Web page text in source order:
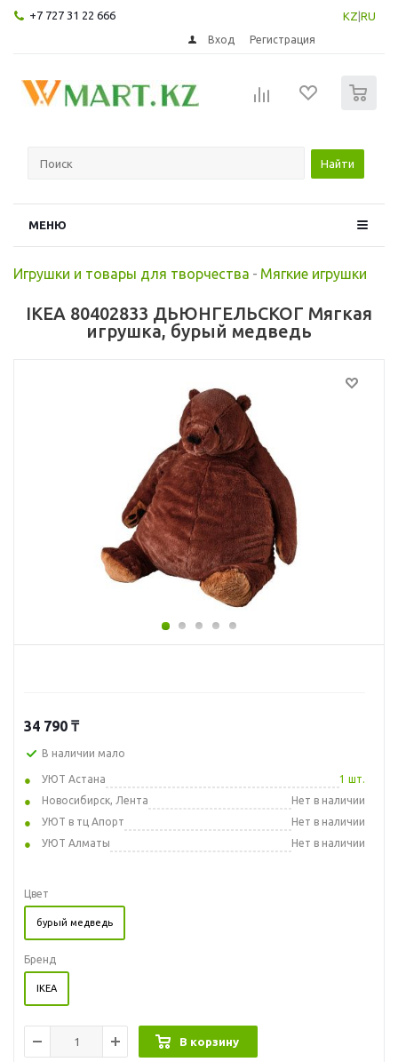
+7 727 31 22 666 KZ RU
Вход Регистрация
Найти
МЕНЮ
Игрушки и товары для творчества - Мягкие игрушки
IKEA 80402833 ДЬЮНГЕЛЬСКОГ Мягкая
игрушка, бурый медведь
34 790 ₸
В наличии мало
УЮТ Астана
1 шт.
Новосибирск, Лента
Нет в наличии
УЮТ в тц Апорт
Нет в наличии
УЮТ Алматы
Нет в наличии
Цвет
бурый медведь
Бренд
IKEA
В корзину